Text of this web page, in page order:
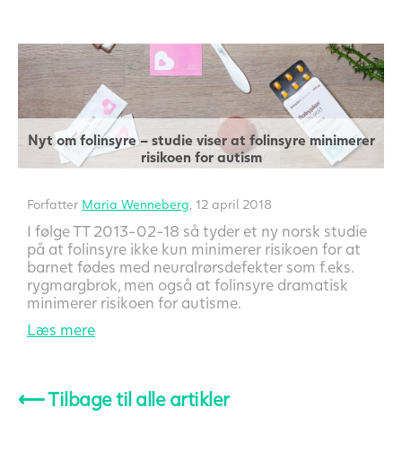
Nyt om folinsyre – studie viser at folinsyre minimerer
risikoen for autism
Forfatter Maria Wenneberg , 12 april 2018
I følge TT 2013-02-18 så tyder et ny norsk studie
på at folinsyre ikke kun minimerer risikoen for at
barnet fødes med neuralrørsdefekter som f.eks.
rygmargbrok, men også at folinsyre dramatisk
minimerer risikoen for autisme.
Læs mere
⟵Tilbage til alle artikler